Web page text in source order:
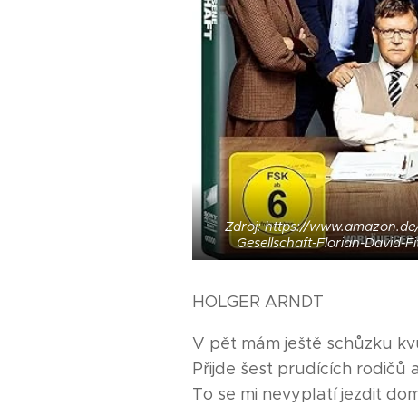
Zdroj: https://
Gesellschaft-Florian-David-
HOLGER ARNDT
V pět mám ještě schůzku
Přijde šest prudících rodičů
To se mi nevyplatí jezdit